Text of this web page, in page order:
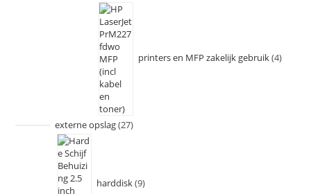
printers en MFP zakelijk gebruik 4
externe opslag 27
harddisk 9